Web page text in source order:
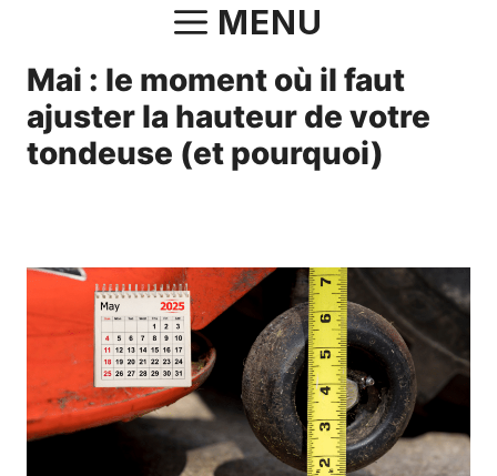
contenu
MENU
Mai : le moment où il faut
ajuster la hauteur de votre
tondeuse (et pourquoi)